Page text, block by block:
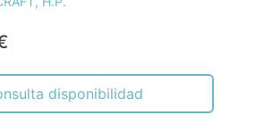
disponibilidad